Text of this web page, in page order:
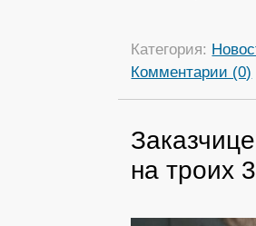
Категория:
Комментарии (0)
на троих